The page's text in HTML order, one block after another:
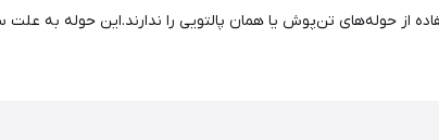
از حوله‌های تن‌پوش یا همان پالتویی را ندارند.این حوله به